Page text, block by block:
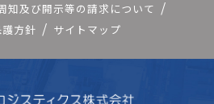
知及び開示等の請求について
方針
サイトマップ